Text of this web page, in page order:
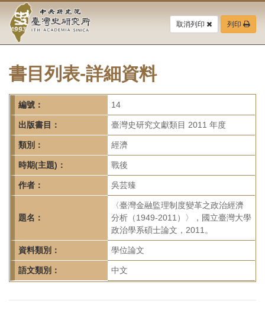
要
中
央
研
究
院-
臺
灣
史
研
究
所-
首
頁
取消列印 列印
書目列表-詳細資料
編號： 14
出版書目： 臺灣史研究文獻類目 2011 年度
類別： 經濟
時期(主題)： 戰後
作者： 吳芸臻
題名：
〈臺灣金融監理制度變革之政治經濟
分析（1949-2011）〉，國立臺灣大學
政治學系碩士論文，2011。
資料類別： 學位論文
語文類別： 中文